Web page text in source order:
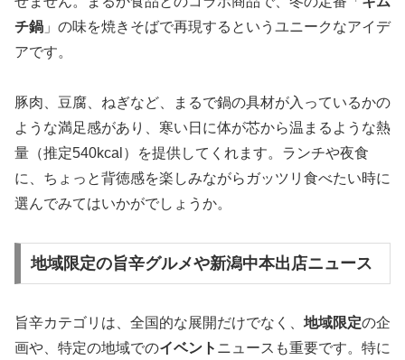
チ鍋 」の味を焼きそばで再現するというユニークなアイデ
アです。
豚肉、豆腐、ねぎなど、まるで鍋の具材が入っているかの
ような満足感があり、 寒い日に体が芯から温まるような熱
量（推定540kcal）を提供してくれます。ランチや夜食
に、ちょっと背徳感を楽しみながらガッツリ食べたい時に
選んでみてはいかがでしょうか。
地域限定の旨辛グルメや新潟中本出店ニュース
旨辛カテゴリは、全国的な展開だけでなく、 地域限定の企
画や、特定の地域でのイベント ニュースも重要です。特に